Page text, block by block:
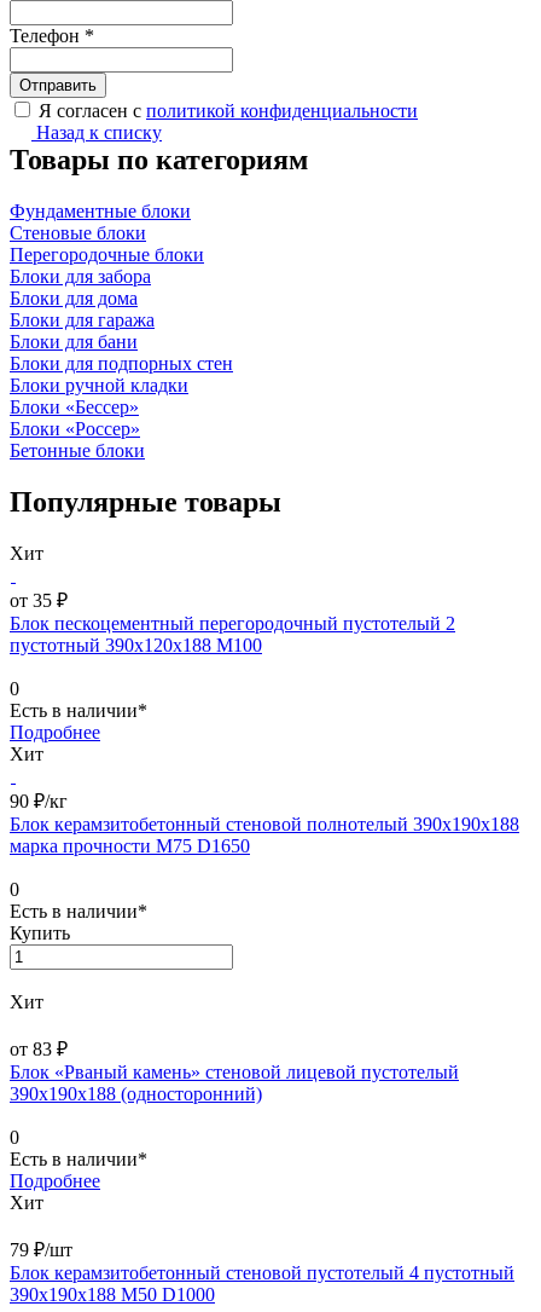
Телефон *
Я согласен с политикой конфиденциальности
Назад к списку
Товары по категориям
Фундаментные блоки
Стеновые блоки
Перегородочные блоки
Блоки для забора
Блоки для дома
Блоки для гаража
Блоки для бани
Блоки для подпорных стен
Блоки ручной кладки
Блоки «Бессер»
Блоки «Россер»
Бетонные блоки
Популярные товары
Хит
от 35 ₽
Блок пескоцементный перегородочный пустотелый 2
пустотный 390х120х188 М100
0
Есть в наличии*
Подробнее
Хит
90 ₽/кг
Блок керамзитобетонный стеновой полнотелый 390х190х188
марка прочности М75 D1650
0
Есть в наличии*
Купить
Хит
от 83 ₽
Блок «Рваный камень» стеновой лицевой пустотелый
390х190х188 (односторонний)
0
Есть в наличии*
Подробнее
Хит
79 ₽/шт
Блок керамзитобетонный стеновой пустотелый 4 пустотный
390х190х188 М50 D1000